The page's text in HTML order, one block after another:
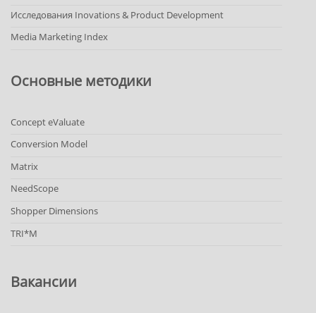
Исследования Inovations & Product Development
Media Marketing Index
Основные методики
Concept eValuate
Conversion Model
Matrix
NeedScope
Shopper Dimensions
TRI*M
Вакансии